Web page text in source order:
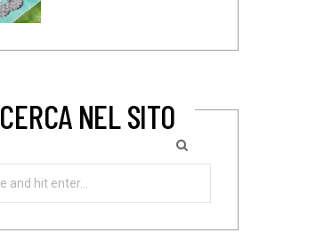
CERCA NEL SITO